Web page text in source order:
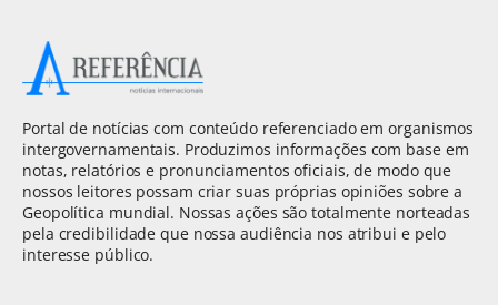
Portal de notícias com conteúdo referenciado em organismos
intergovernamentais. Produzimos informações com base em
notas, relatórios e pronunciamentos oficiais, de modo que
nossos leitores possam criar suas próprias opiniões sobre a
Geopolítica mundial. Nossas ações são totalmente norteadas
pela credibilidade que nossa audiência nos atribui e pelo
interesse público.